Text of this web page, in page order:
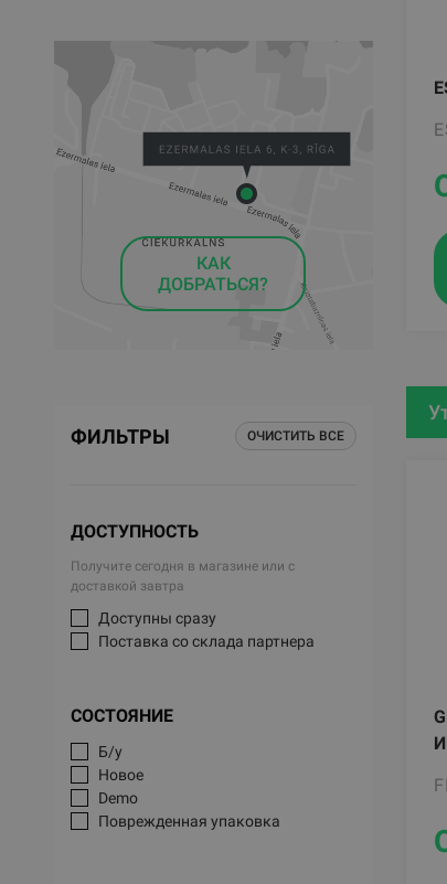
КАК
ДОБРАТЬСЯ?
ФИЛЬТРЫ ОЧИСТИТЬ ВСЕ
ДОСТУПНОСТЬ
Получите сегодня в магазине или с
доставкой завтра
Доступны сразу
Поставка со склада партнера
СОСТОЯНИЕ
Б/у
Новое
Demo
Поврежденная упаковка